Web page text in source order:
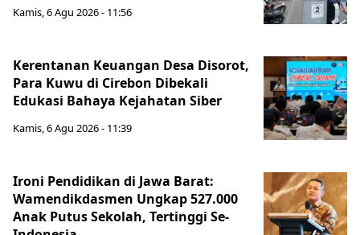
Kamis, 6 Agu 2026 - 11:56
Kerentanan Keuangan Desa Disorot,
Para Kuwu di Cirebon Dibekali
Edukasi Bahaya Kejahatan Siber
Kamis, 6 Agu 2026 - 11:39
Ironi Pendidikan di Jawa Barat:
Wamendikdasmen Ungkap 527.000
Anak Putus Sekolah, Tertinggi Se-